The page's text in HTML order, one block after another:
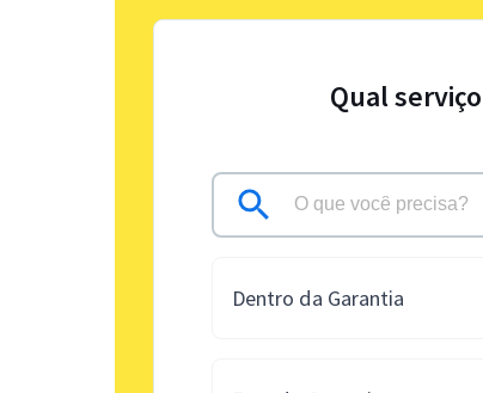
Qual
Dentro da Garantia